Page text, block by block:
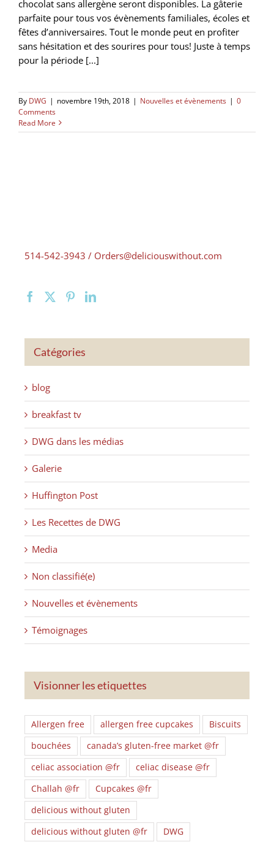
chocolat sans allergène seront disponibles. La gâterie
parfaite pour tous vos évènements familiales, écoles et
fêtes d’anniversaires. Tout le monde peut en profiter
sans hésitation et des sourires pour tous! Juste à temps
pour la période [...]
By DWG | novembre 19th, 2018 | Nouvelles et évènements | 0
Comments
Read More
514-542-3943 / Orders@deliciouswithout.com
Catégories
blog
breakfast tv
DWG dans les médias
Galerie
Huffington Post
Les Recettes de DWG
Media
Non classifié(e)
Nouvelles et évènements
Témoignages
Visionner les etiquettes
Allergen free allergen free cupcakes
Biscuits
bouchées
canada’s gluten-free market @fr
celiac association @fr
celiac disease @fr
Challah @fr
Cupcakes @fr
delicious without gluten
delicious without gluten @fr
DWG